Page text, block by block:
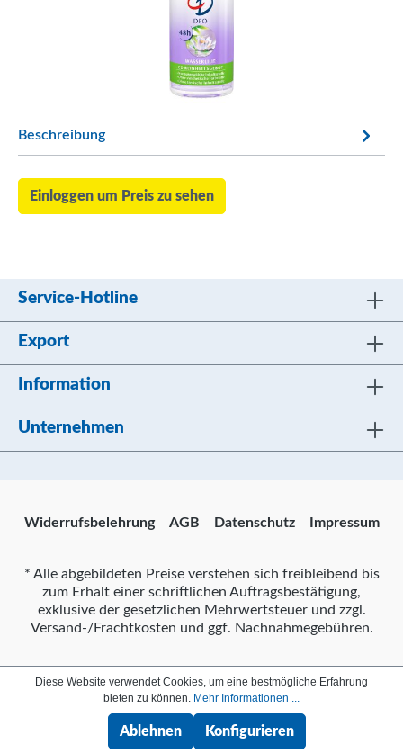
Beschreibung
Einloggen um Preis zu sehen
Service-Hotline
Export
Information
Unternehmen
Widerrufsbelehrung AGB Datenschutz Impressum
* Alle abgebildeten Preise verstehen sich freibleibend bis
zum Erhalt einer schriftlichen Auftragsbestätigung,
exklusive der gesetzlichen Mehrwertsteuer und zzgl.
Versand-/Frachtkosten und ggf. Nachnahmegebühren.
Diese Website verwendet Cookies, um eine bestmögliche Erfahrung
bieten zu können. Mehr Informationen ...
Ablehnen Konfigurieren